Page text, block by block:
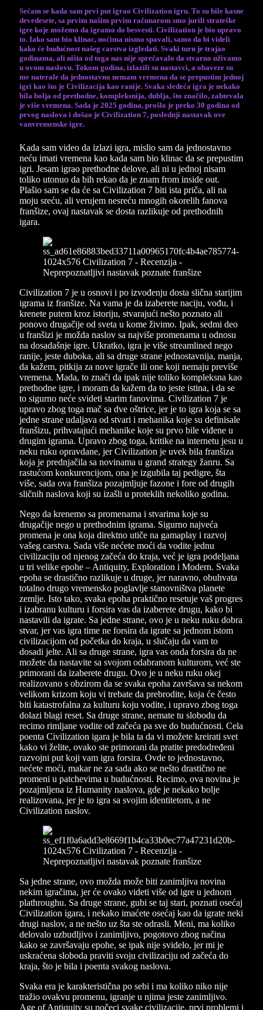
Sećam se kada sam prvi put igrao Civilization igru. To su bile kasne
devedesete, sa prvim našim prvim računarom smo jurili strateške
igre koje možemo da igramo do besvesti. Civilization je bio upravo
to. Iako sam bio klinac, noćima nismo spavali, samo da bi videli
kako će budućnost našeg carstva izgledati. Svaki turn je trajao
godinama, ali ništa od toga nas nije sprečavalo da stvarno uživamo
u ovom naslovu. Tokom godina, izlazili su nastavci, a obaveze su
me naterale da jednostavno nemam vremena da se prepustim jednoj
igri kao što je Civilizacija kao ranije. Svaka sledeća igra je nekako
bila bolja od prethodne, kompleksnija, dublja, što značilo, zahtevala
je više vremena. Sada je 2025 godina, prošlo je preko 30 godina od
prvog naslova i došao je Civilization 7, poslednji nastavak ove
vanvremenske igre.
Kada sam video da izlazi igra, mislio sam da jednostavno
neću imati vremena kao kada sam bio klinac da se prepustim
igri. Jesam igrao prethodne delove, ali ni u jednoj nisam
toliko utonuo da bih rekao da je znam from inside out.
Plašio sam se da će sa Civilization 7 biti ista priča, ali na
moju sreću, ali verujem nesreću mnogih okorelih fanova
franšize, ovaj nastavak se dosta razlikuje od prethodnih
igara.
Civilization 7 je u osnovi i po izvođenju dosta slična starijim
igrama iz franšize. Na vama je da izaberete naciju, vođu, i
krenete putem kroz istoriju, stvarajući nešto poznato ali
ponovo drugačije od sveta u kome živimo. Ipak, sedmi deo
u franšizi je možda naslov sa najviše promenama u odnosu
na dosadašnje igre. Ukratko, igra je više streamlined nego
ranije, jeste duboka, ali sa druge strane jednostavnija, manja,
da kažem, pitkija za nove igrače ili one koji nemaju previše
vremena. Mada, to znači da ipak nije toliko kompleksna kao
prethodne igre, i moram da kažem da to jeste istina, i da se
to sigurno neće svideti starim fanovima. Civilization 7 je
upravo zbog toga mač sa dve oštrice, jer je to igra koja se sa
jedne strane udaljava od stvari i mehanika koje su definisale
franšizu, prihvatajući mehanike koje su prvo bile viđene u
drugim igrama. Upravo zbog toga, kritike na internetu jesu u
neku ruku opravdane, jer Civilization je uvek bila franšiza
koja je prednjačila sa novinama u grand strategy žanru. Sa
rastućom konkurencijom, ona je izgubila taj pedigre, šta
više, sada ova franšiza pozajmljuje fazone i fore od drugih
sličnih naslova koji su izašli u proteklih nekoliko godina.
Nego da krenemo sa promenama i stvarima koje su
drugačije nego u prethodnim igrama. Sigurno najveća
promena je ona koja direktno utiče na gamaplay i razvoj
vašeg carstva. Sada više nećete moći da vodite jednu
civilizaciju od njenog začeća do kraja, već je igra podeljana
u tri velike epohe – Antiquity, Exploration i Modern. Svaka
epoha se drastično razlikuje u druge, jer naravno, obuhvata
totalno drugo vremensko poglavlje stanovništva planete
zemlje. Isto tako, svaka epoha praktično resetuje vaš progres
i izabranu kulturu i forsira vas da izaberete drugu, kako bi
nastavili da igrate. Sa jedne strane, ovo je u neku ruku dobra
stvar, jer vas igra time ne forsira da igrate sa jednom istom
civilizacijom od početka do kraja, u slučaju da vam to
dosadi jelte. Ali sa druge strane, igra vas onda forsira da ne
možete da nastavite sa svojom odabranom kulturom, već ste
primorani da izaberete drugu. Ovo je u neku ruku okej
realizovano s obzirom da se svaka epoha završava sa nekom
velikom krizom koju vi trebate da prebrodite, koja će često
biti katastrofalna za kulturu koju vodite, i upravo zbog toga
dolazi blagi reset. Sa druge strane, nemate tu slobodu da
recimo rimljane vodite od začeća pa sve do budućnosti. Cela
poenta Civilization igara je bila ta da vi možete kreirati svet
kako vi želite, ovako ste primorani da pratite predodređeni
razvojni put koji vam igra forsira. Ovde to jednostavno,
nećete moći, makar ne za sada ako se nešto drastično ne
promeni u patchevima u budućnosti. Recimo, ova novina je
pozajmljena iz Humanity naslova, gde je nekako bolje
realizovana, jer je to igra sa svojim identitetom, a ne
Civilization naslov.
Sa jedne strane, ovo možda može biti zanimljiva novina
nekim igračima, jer će ovako videti više od igre u jednom
plathroughu. Sa druge strane, gubi se taj stari, poznati osećaj
Civilization igara, i nekako imaćete osećaj kao da igrate neki
drugi naslov, a ne nešto uz šta ste odrasli. Meni, ma koliko
delovalo uzbudljivo i zanimljivo, pogotovo zbog načina
kako se završavaju epohe, se ipak nije svidelo, jer mi je
uskraćena sloboda praviti svoju civilizaciju od začeća do
kraja, što je bila i poenta svakog naslova.
Svaka era je karakteristična po sebi i ma koliko niko nije
tražio ovakvu promenu, igranje u njima jeste zanimljivo.
Age of Antiquity su počeci svake civilizacije, prvi problemi i